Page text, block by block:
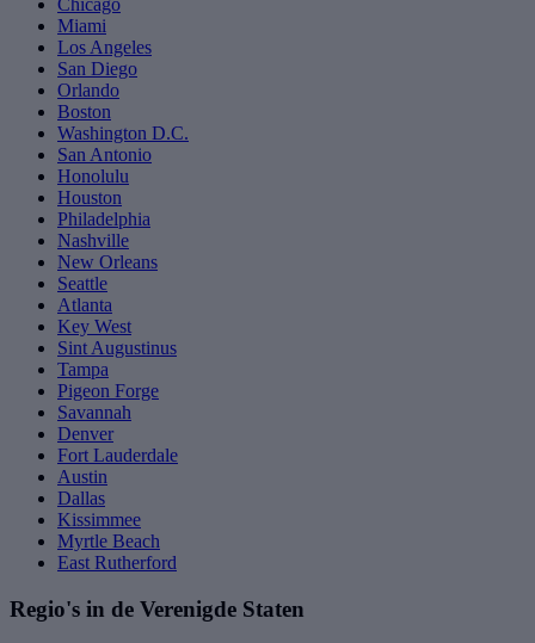
Chicago
Miami
Los Angeles
San Diego
Orlando
Boston
Washington D.C.
San Antonio
Honolulu
Houston
Philadelphia
Nashville
New Orleans
Seattle
Atlanta
Key West
Sint Augustinus
Tampa
Pigeon Forge
Savannah
Denver
Fort Lauderdale
Austin
Dallas
Kissimmee
Myrtle Beach
East Rutherford
Regio's in de Verenigde Staten